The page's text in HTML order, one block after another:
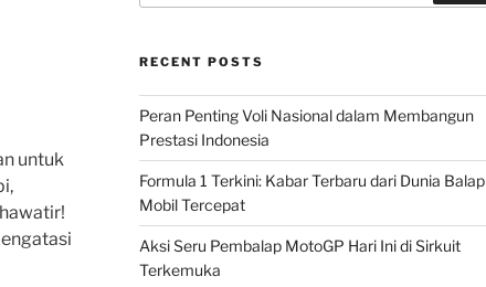
untuk
RECENT POSTS
Peran Penting Voli Nasional dalam Membangun
Prestasi Indonesia
Formula 1 Terkini: Kabar Terbaru dari Dunia Balap
Mobil Tercepat
Aksi Seru Pembalap MotoGP Hari Ini di Sirkuit
Terkemuka